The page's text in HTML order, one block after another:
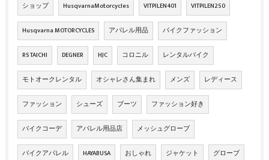
ショップ HusqvarnaMotorcycles VITPILEN401 VITPILEN250
Husqvarna MOTORCYCLES アパレル用品 バイクファッション
RS TAICHI DEGNER HJC コロニル レンタルバイク
モトオークレンタル オシャレさん集まれ メンズ レディース
ファッション シューズ ブーツ ファッション好き
バイクコーデ アパレル用品店 メッシュグローブ
バイクアパレル HAYABUSA おしゃれ ジャケット グローブ